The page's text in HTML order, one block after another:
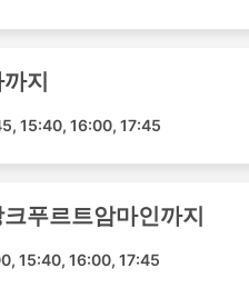
로나
헬싱키
와프
슬라바
뮌헨
크
지
15:40, 16:00, 17:45
푸르트암마인까지
15:40, 16:00, 17:45